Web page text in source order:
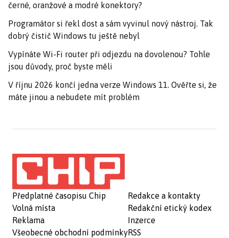
černé, oranžové a modré konektory?
Programátor si řekl dost a sám vyvinul nový nástroj. Tak
dobrý čistič Windows tu ještě nebyl
Vypínáte Wi-Fi router při odjezdu na dovolenou? Tohle
jsou důvody, proč byste měli
V říjnu 2026 končí jedna verze Windows 11. Ověřte si, že
máte jinou a nebudete mít problém
Předplatné časopisu Chip
Volná místa
Reklama
Všeobecné obchodní podmínky
Redakce a kontakty
Redakční etický kodex
Inzerce
RSS